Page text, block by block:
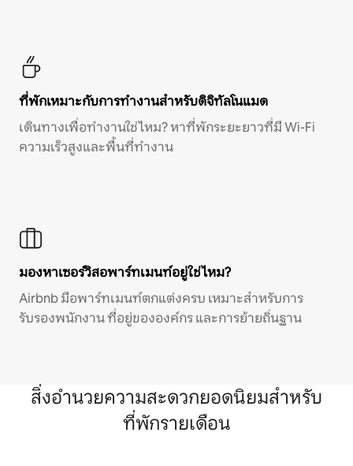
ที่พักเหมาะกับการทำงานสำหรับดิจิทัลโนแมด
เดินทางเพื่อทำงานใช่ไหม? หาที่พักระยะยาวที่มี Wi-Fi
ความเร็วสูงและพื้นที่ทำงาน
มองหาเซอร์วิสอพาร์ทเมนท์อยู่ใช่ไหม?
Airbnb มีอพาร์ทเมนท์ตกแต่งครบ เหมาะสำหรับการ
รับรองพนักงาน ที่อยู่ขององค์กร และการย้ายถิ่นฐาน
สิ่งอำนวยความสะดวกยอดนิยมสำหรับ
ที่พักรายเดือน